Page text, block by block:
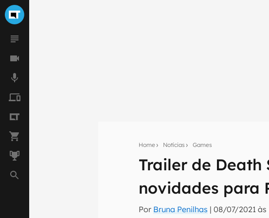
Home Notícias Games
Trailer de Death
novidades para
Por Bruna Penilhas |08/07/2021 às
Seu resumo
Assine a newsletter do
mão.